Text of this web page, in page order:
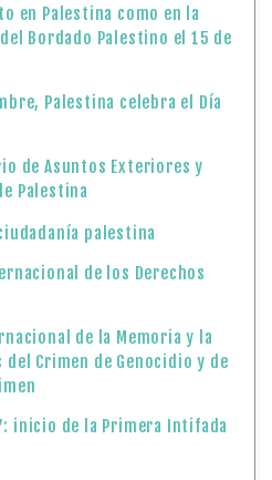
en Palestina como en la
Bordado Palestino el 15 de
Palestina celebra el Día
de Asuntos Exteriores y
Palestina
palestina
de los Derechos
de la Memoria y la
Crimen de Genocidio y de
inicio de la Primera Intifada